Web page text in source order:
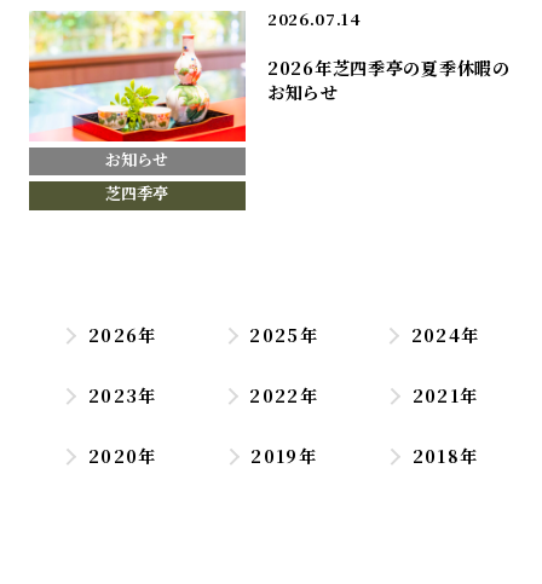
お知らせ
芝四季亭
2026.07.14
2026年芝四季亭の夏季休暇の
お知らせ
2026年 2025年 2024年
2023年 2022年 2021年
2020年 2019年 2018年